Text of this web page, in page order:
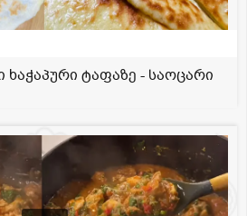
ტაფაზე - საოცარი